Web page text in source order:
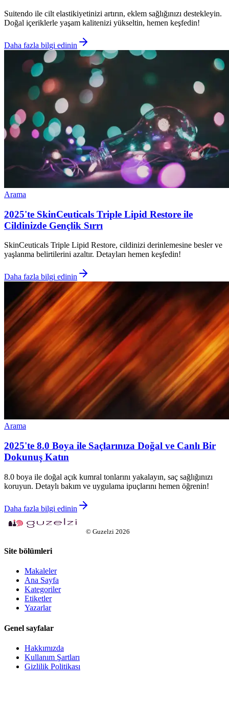
Suitendo ile cilt elastikiyetinizi artırın, eklem sağlığınızı destekleyin.
Doğal içeriklerle yaşam kalitenizi yükseltin, hemen keşfedin!
Daha fazla bilgi edinin
Arama
2025'te SkinCeuticals Triple Lipid Restore ile
Cildinizde Gençlik Sırrı
SkinCeuticals Triple Lipid Restore, cildinizi derinlemesine besler ve
yaşlanma belirtilerini azaltır. Detayları hemen keşfedin!
Daha fazla bilgi edinin
Arama
2025'te 8.0 Boya ile Saçlarınıza Doğal ve Canlı Bir
Dokunuş Katın
8.0 boya ile doğal açık kumral tonlarını yakalayın, saç sağlığınızı
koruyun. Detaylı bakım ve uygulama ipuçlarını hemen öğrenin!
Daha fazla bilgi edinin
© Guzelzi 2026
Site bölümleri
Makaleler
Ana Sayfa
Kategoriler
Etiketler
Yazarlar
Genel sayfalar
Hakkımızda
Kullanım Şartları
Gizlilik Politikası